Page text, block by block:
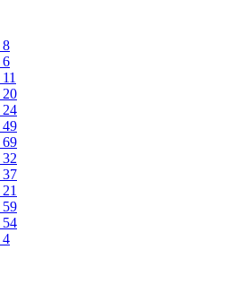
8
6
11
20
24
49
69
32
37
21
59
54
4